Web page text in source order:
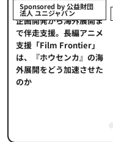
Sponsored by 公益財団
法人 ユニジャパン
企画開発から海外展開ま
で伴走支援。長編アニメ
支援「Film Frontier」
は、『ホウセンカ』の海
外展開をどう加速させた
のか